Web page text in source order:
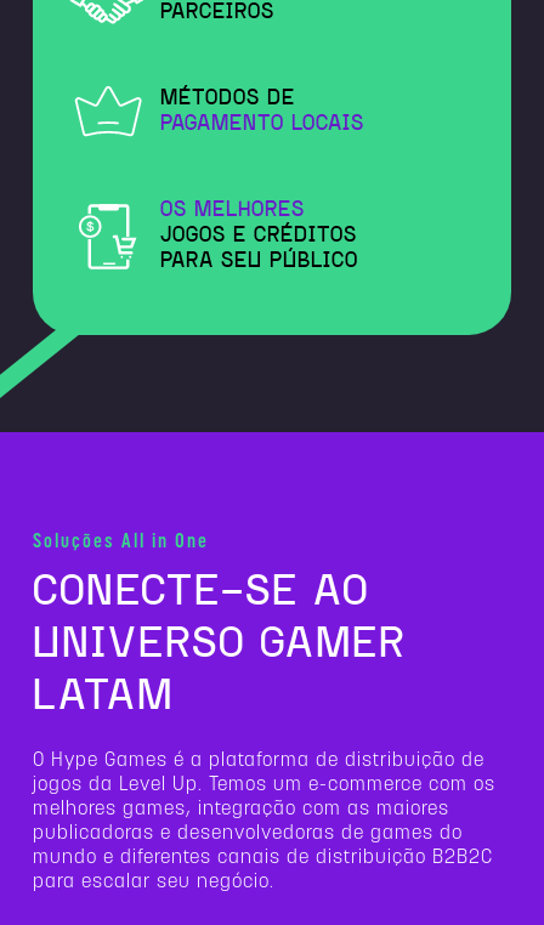
PARCEIROS
MÉTODOS DE
PAGAMENTO LOCAIS
OS MELHORES
JOGOS E CRÉDITOS
PARA SEU PÚBLICO
Soluções All in One
CONECTE-SE AO
UNIVERSO GAMER
LATAM
O Hype Games é a plataforma de distribuição de
jogos da Level Up. Temos um e-commerce com os
melhores games, integração com as maiores
publicadoras e desenvolvedoras de games do
mundo e diferentes canais de distribuição B2B2C
para escalar seu negócio.